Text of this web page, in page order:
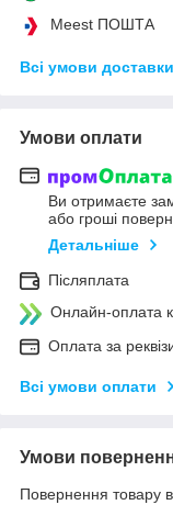
Meest ПОШТА
Всі умови доставки
Умови оплати
Ви отримаєте
або гроші
Детальніше
Післяплата
Онлайн-оплата
Оплата за
Всі умови оплати
Умови
Повернення товару